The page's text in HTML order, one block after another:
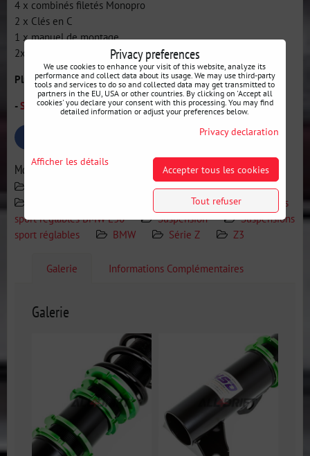
4 x combinés filetés Monopro
2 x Clés en C
1 x manuel de montage
2x autocollants HSD
Plus d'informations sur les suspensions HSD :
- Suspensions HSD (amortisseurs / ressorts sport) - info
WhatsApp
More from category
Recherche par voiture
Suspension BMW E36
Suspensions
sport réglables BMW E36
Suspension
Suspensions
sport réglables
BMW Série Z Z3
Galerie Informations Complémentaires
Galerie
Privacy preferences
We use cookies to enhance your visit of this website, analyze its
performance and collect data about its usage. We may use third-party
tools and services to do so and collected data may get transmitted to
partners in the EU, USA or other countries. By clicking on 'Accept all
cookies' you declare your consent with this processing. You may find
detailed information or adjust your preferences below.
Privacy declaration
Afficher les détails
Accepter tous les cookies
Tout refuser